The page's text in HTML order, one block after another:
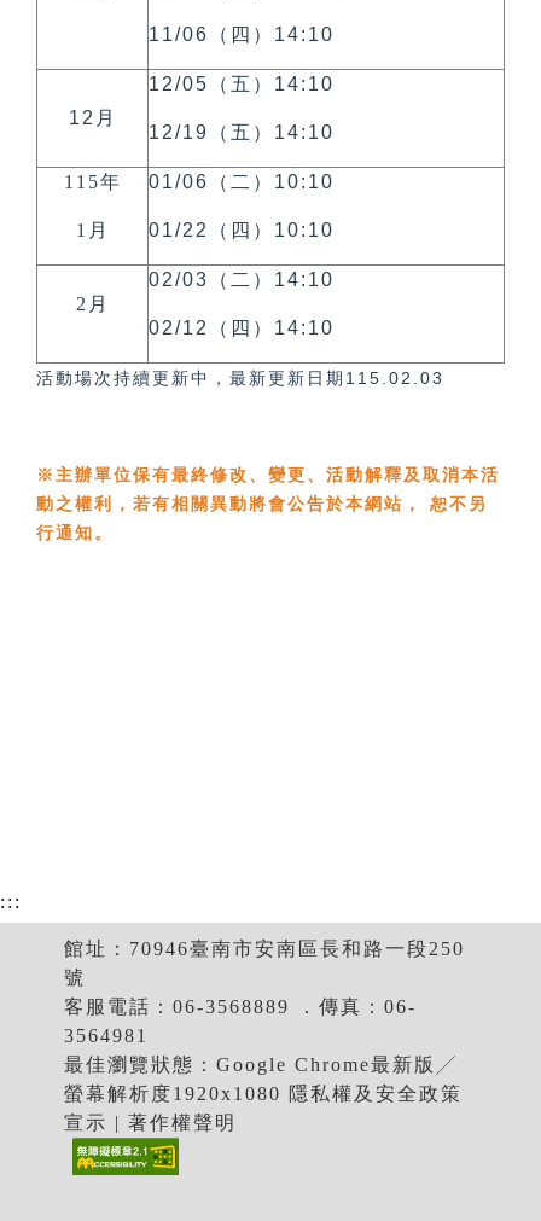
11/06（四）14:10
12月
12/05（五）14:10
12/19（五）14:10
115年
1月
01/06（二）10:10
01/22（四）10:10
2月
02/03（二）14:10
02/12（四）14:10
活動場次持續更新中，最新更新日期115.02.03
※主辦單位保有最終修改、變更、活動解釋及取消本活
動之權利，若有相關異動將會公告於本網站， 恕不另
行通知。
:::
館址：70946臺南市安南區長和路一段250
號
客服電話：06-3568889 ．傳真：06-
3564981
最佳瀏覽狀態：Google Chrome最新版╱
螢幕解析度1920x1080 隱私權及安全政策
宣示 | 著作權聲明